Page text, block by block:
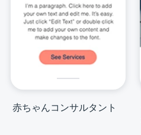
赤ちゃんコンサルタント